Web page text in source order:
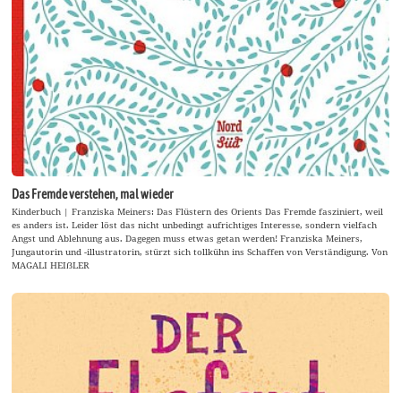
Das Fremde verstehen, mal wieder
Kinderbuch | Franziska Meiners: Das Flüstern des Orients Das Fremde fasziniert, weil
es anders ist. Leider löst das nicht unbedingt aufrichtiges Interesse, sondern vielfach
Angst und Ablehnung aus. Dagegen muss etwas getan werden! Franziska Meiners,
Jungautorin und -illustratorin, stürzt sich tollkühn ins Schaffen von Verständigung. Von
MAGALI HEIẞLER